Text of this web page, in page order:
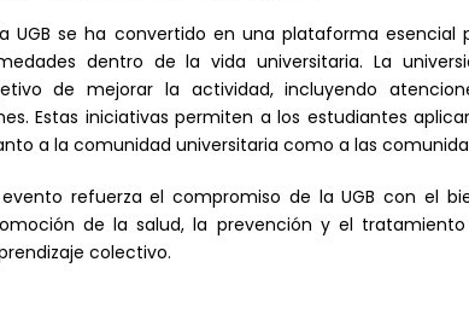
UGB se ha convertido en una plataforma
dentro de la vida universitaria. La
de mejorar la actividad, incluyendo
Estas iniciativas permiten a los estudiantes
a la comunidad universitaria como a las
refuerza el compromiso de la UGB con el
de la salud, la prevención y el
colectivo.